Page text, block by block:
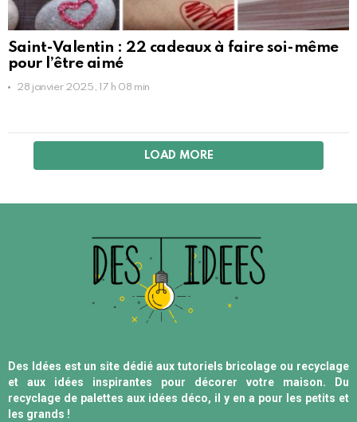
Saint-Valentin : 22 cadeaux à faire soi-même
pour l’être aimé
28 janvier 2025, 17 h 08 min
LOAD MORE
Des Idées est un site dédié aux tutoriels bricolage ou recyclage
et aux idées inspirantes pour décorer votre maison. Du
recyclage de palettes aux idées déco, il y en a pour les petits et
les grands !